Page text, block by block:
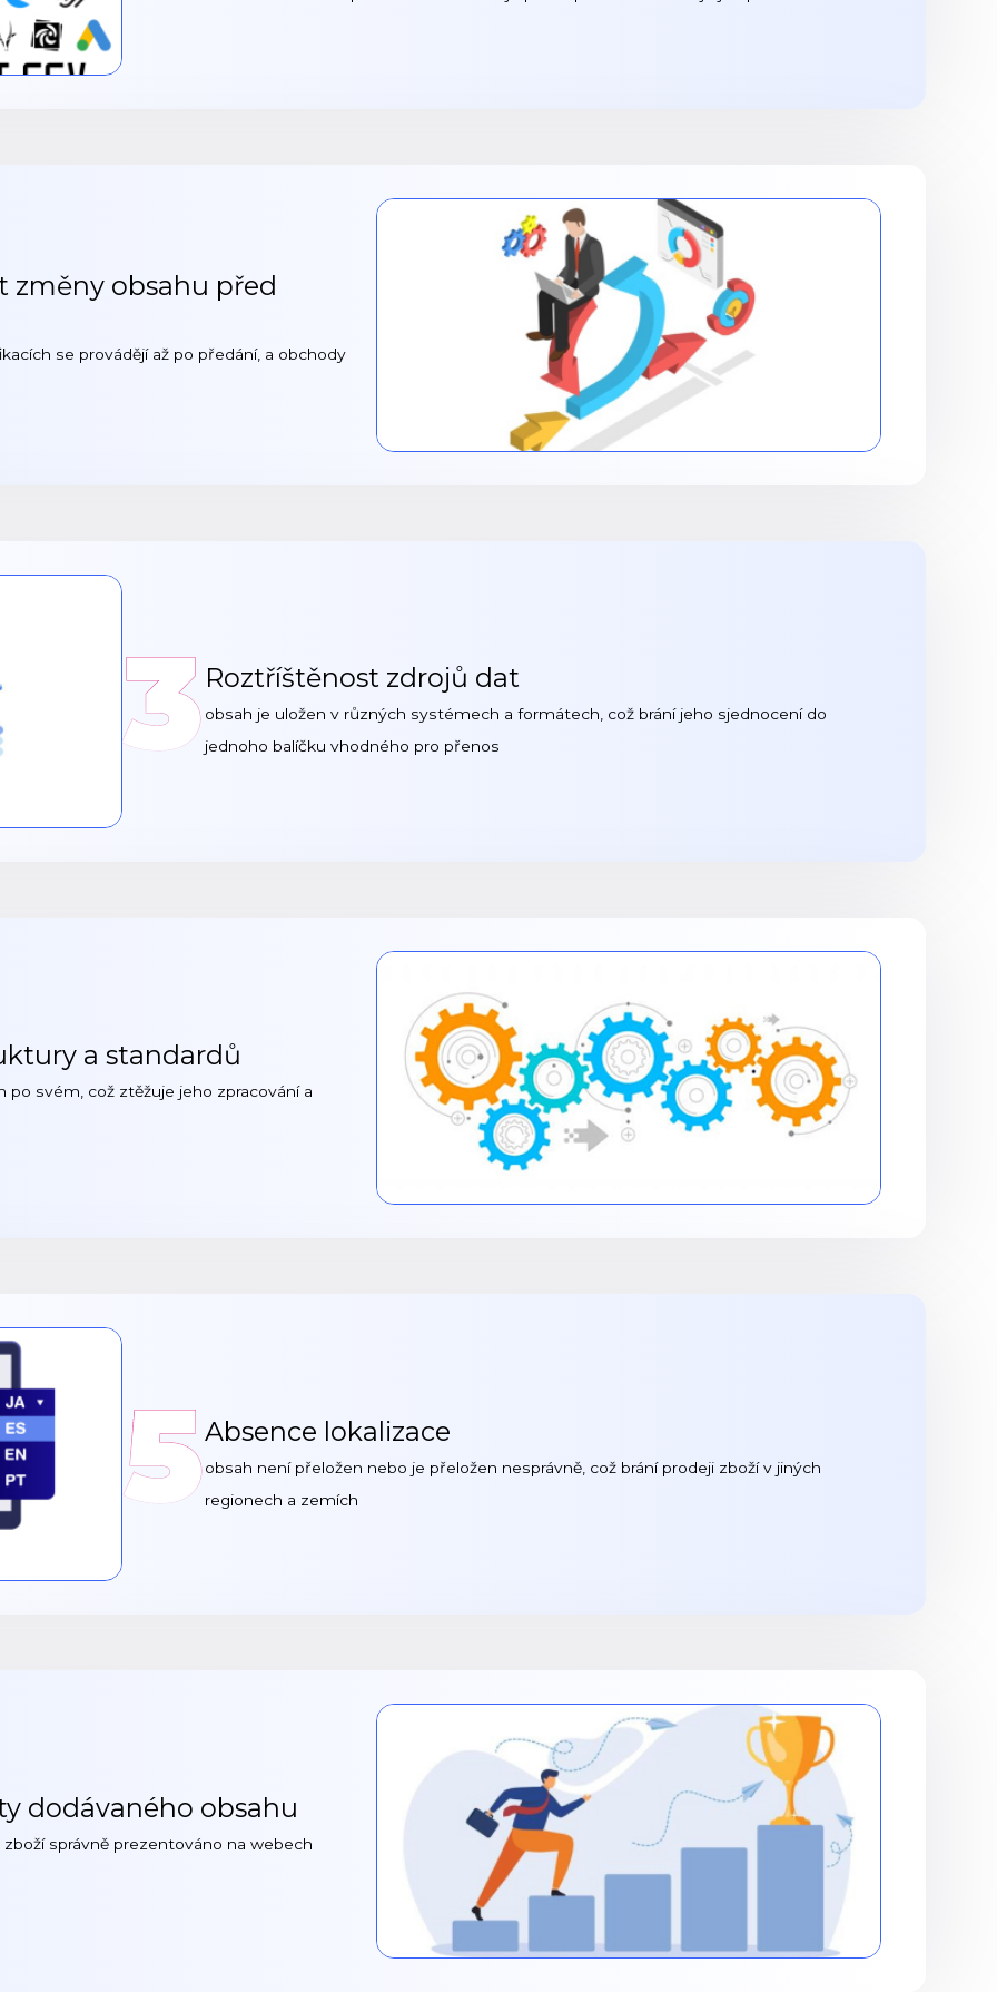
změny obsahu před
se provádějí až po předání, a obchody
3 Roztříštěnost zdrojů dat
obsah je uložen v různých systémech a formátech, což brání jeho sjednocení do
jednoho balíčku vhodného pro přenos
a standardů
po svém, což ztěžuje jeho zpracování a
5Absence lokalizace
obsah není přeložen nebo je přeložen nesprávně, což brání prodeji zboží v jiných
regionech a zemích
dodávaného obsahu
správně prezentováno na webech